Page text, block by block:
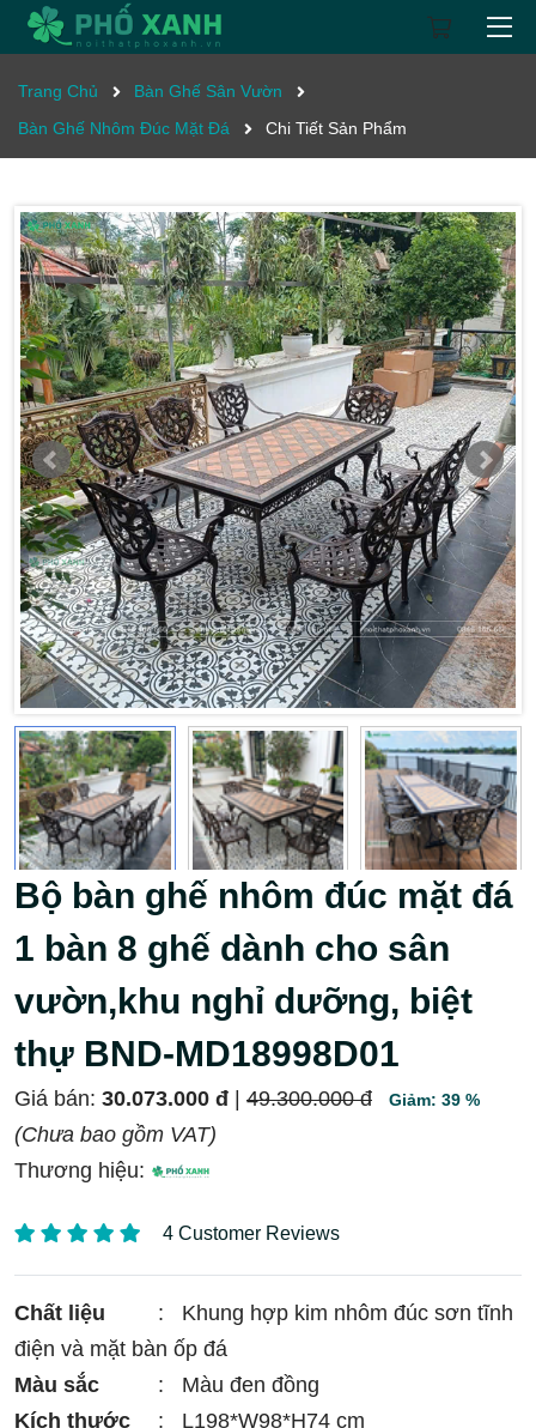
Trang Chủ
Bàn Ghế Sân Vườn
Bàn Ghế Nhôm Đúc Mặt Đá
Chi Tiết Sản Phẩm
Bộ bàn ghế nhôm đúc mặt đá
1 bàn 8 ghế dành cho sân
vườn,khu nghỉ dưỡng, biệt
thự BND-MD18998D01
Giá bán: 30.073.000 đ 49.300.000 đ Giảm: 39 %
(Chưa bao gồm VAT)
Thương hiệu:
4 Customer Reviews
Chất liệu :
Khung hợp kim nhôm đúc sơn tĩnh
điện và mặt bàn ốp đá
Màu sắc
:
Màu đen đồng
Kích thước
:
L198*W98*H74 cm